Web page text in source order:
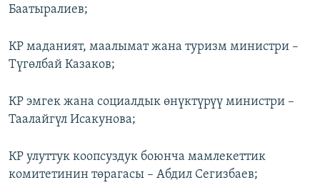
Баатыралиев;
КР маданият, маалымат жана туризм министри –
Түгөлбай Казаков;
КР эмгек жана социалдык өнүктүрүү министри –
Таалайгүл Исакунова;
КР улуттук коопсуздук боюнча мамлекеттик
комитетинин төрагасы – Абдил Сегизбаев;